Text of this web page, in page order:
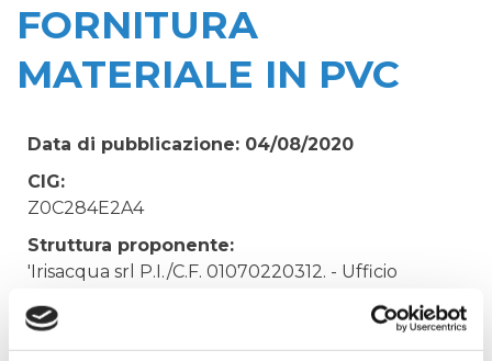
FORNITURA
MATERIALE IN PVC
Data di pubblicazione: 04/08/2020
CIG:
Z0C284E2A4
Struttura proponente:
'Irisacqua srl P.I./C.F. 01070220312. - Ufficio
Oggetto: